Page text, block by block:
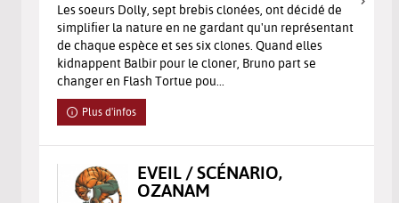
Les soeurs Dolly, sept brebis clonées, ont décidé de
simplifier la nature en ne gardant qu'un représentant
de chaque espèce et ses six clones. Quand elles
kidnappent Balbir pour le cloner, Bruno part se
changer en Flash Tortue pou...
Plus d'infos
EVEIL / SCÉNARIO,
OZANAM